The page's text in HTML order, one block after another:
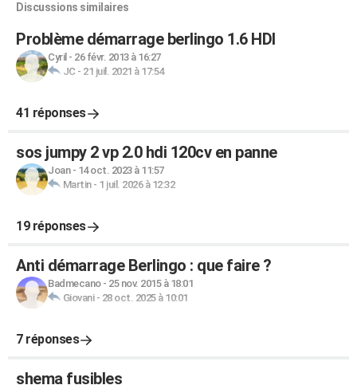
Discussions similaires
Problème démarrage berlingo 1.6 HDI
Cyril - 26 févr. 2013 à 16:27
JC - 21 juil. 2021 à 17:54
41 réponses
sos jumpy 2 vp 2.0 hdi 120cv en panne
Joan- 14 oct. 2023 à 11:57
Martin- 1 juil. 2026 à 12:32
19 réponses
Anti démarrage Berlingo : que faire ?
Badmecano- 25 nov. 2015 à 18:01
Giovani- 28 oct. 2025 à 10:01
7 réponses
shema fusibles